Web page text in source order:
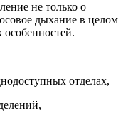
не только о
дыхание в целом
отделах,